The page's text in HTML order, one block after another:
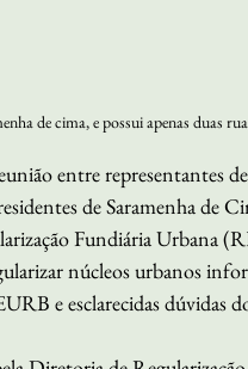
de cima, e possui apenas duas
entre representantes
de Saramenha de
Fundiária Urbana
núcleos urbanos
e esclarecidas dúvidas